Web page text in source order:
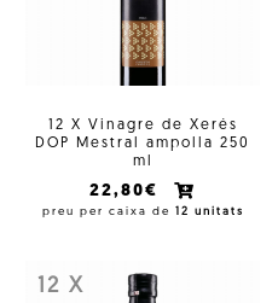
12 X Vinagre de Xerés
DOP Mestral ampolla 250
ml
22,80€
preu per caixa de 12 unitats
12 X